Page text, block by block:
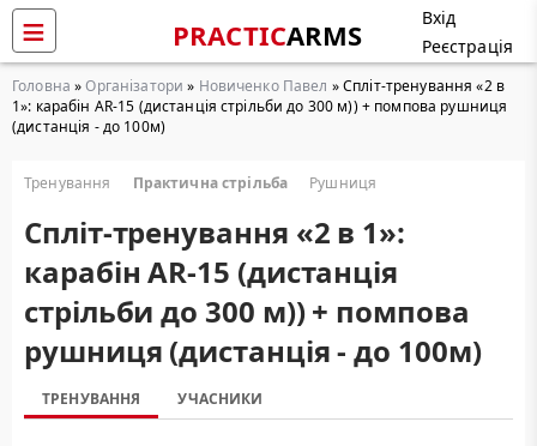
PRACTICARMS
Вхід
Реєстрація
Головна »Організатори » Новиченко Павел » Cпліт-тренування «2 в
1»: карабін AR-15 (дистанція стрільби до 300 м)) + помпова рушниця
(дистанція - до 100м)
Тренування Практична стрільба Рушниця
Cпліт-тренування «2 в 1»:
карабін AR-15 (дистанція
стрільби до 300 м)) + помпова
рушниця (дистанція - до 100м)
ТРЕНУВАННЯ УЧАСНИКИ